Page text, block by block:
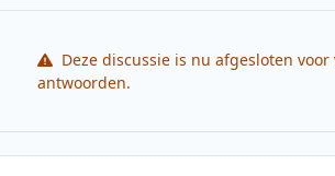
Deze discussie is nu afgesloten voor
antwoorden.